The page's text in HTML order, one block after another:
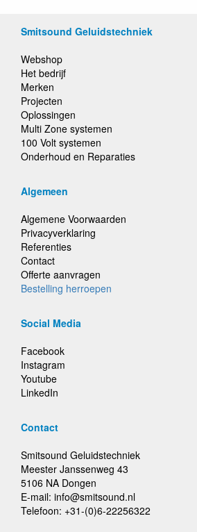
Smitsound Geluidstechniek
Webshop
Het bedrijf
Merken
Projecten
Oplossingen
Multi Zone systemen
100 Volt systemen
Onderhoud en Reparaties
Algemeen
Algemene Voorwaarden
Privacyverklaring
Referenties
Contact
Offerte aanvragen
Bestelling herroepen
Social Media
Facebook
Instagram
Youtube
LinkedIn
Contact
Smitsound Geluidstechniek
Meester Janssenweg 43
5106 NA Dongen
E-mail: info@smitsound.nl
Telefoon: +31-(0)6-22256322